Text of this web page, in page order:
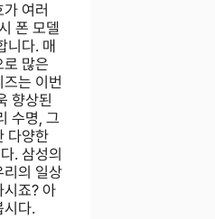
여러
폰 모델
니다. 매
로 많은
는 이번
향상된
수명, 그
다양한
. 삼성의
리의 일상
시죠? 아
시다.